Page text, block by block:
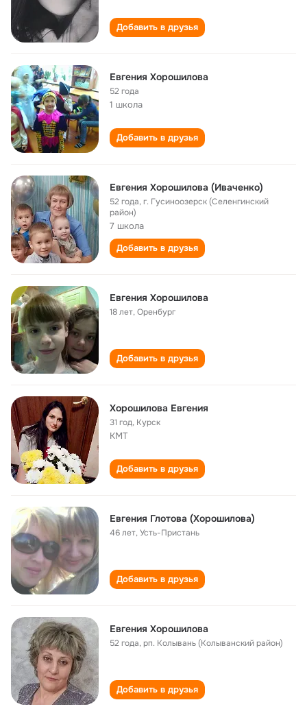
Добавить в друзья
Евгения Хорошилова
52 года
1 школа
Добавить в друзья
Евгения Хорошилова (Иваченко)
52 года,г. Гусиноозерск (Селенгинский
район)
7 школа
Добавить в друзья
Евгения Хорошилова
18 лет,Оренбург
Добавить в друзья
Хорошилова Евгения
31 год, Курск
КМТ
Добавить в друзья
Евгения Глотова (Хорошилова)
46 лет,Усть-Пристань
Добавить в друзья
Евгения Хорошилова
52 года,рп. Колывань (Колыванский район)
Добавить в друзья